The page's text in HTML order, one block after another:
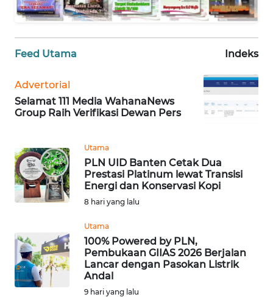
Feed Utama Indeks
Advertorial
Selamat 111 Media WahanaNews
Group Raih Verifikasi Dewan Pers
Utama
PLN UID Banten Cetak Dua
Prestasi Platinum lewat Transisi
Energi dan Konservasi Kopi
8 hari yang lalu
Utama
100% Powered by PLN,
Pembukaan GIIAS 2026 Berjalan
Lancar dengan Pasokan Listrik
Andal
9 hari yang lalu
WN
JABAR
WN
BANTEN
NTT
KEPRI
WN
PAPUA
PAPUA
BARAT
WN